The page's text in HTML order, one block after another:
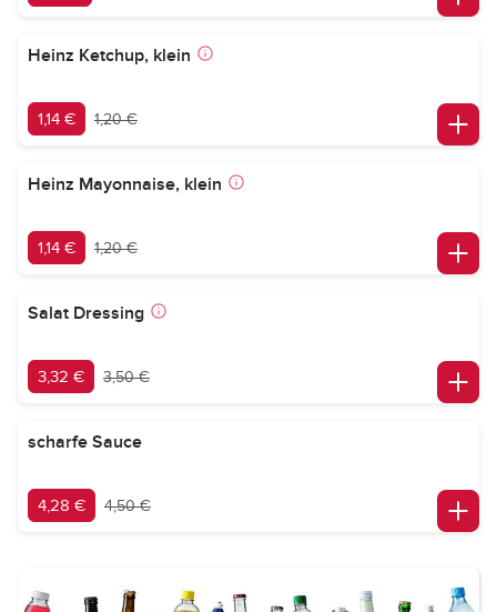
Heinz Ketchup, klein
1,14 € 1,20 €
Heinz Mayonnaise, klein
1,14 € 1,20 €
Salat Dressing
3,32 € 3,50 €
scharfe Sauce
4,28 € 4,50 €